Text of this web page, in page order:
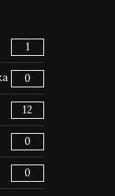
1
0
12
0
0